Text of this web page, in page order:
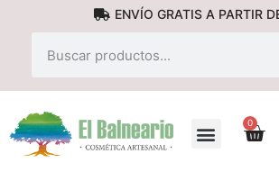
ENVÍO GRATIS A PARTIR
0